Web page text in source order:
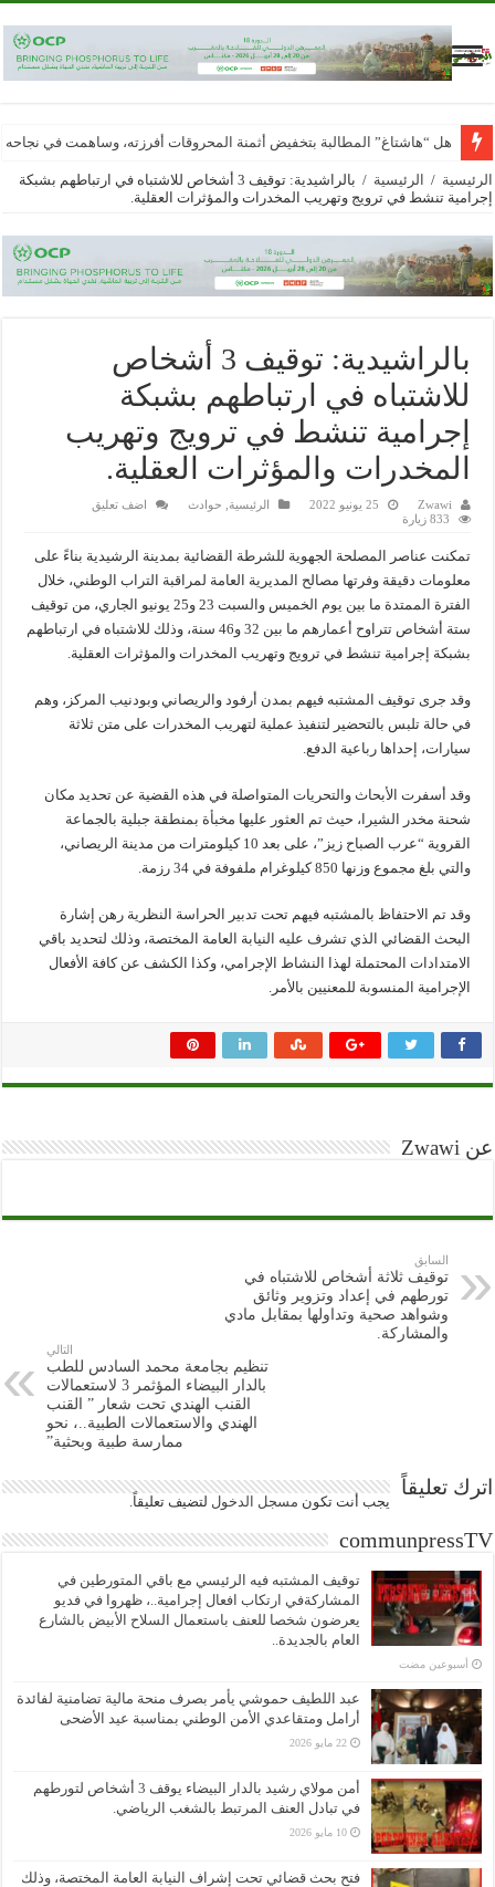
هل “هاشتاغ” المطالبة بتخفيض أثمنة المحروقات أفرزته، وساهمت في
الرئيسية / الرئيسية /
بالراشيدية: توقيف 3 أشخاص للاشتباه في ارتباطهم بشبكة
إجرامية تنشط في ترويج وتهريب المخدرات والمؤثرات العقلية.
بالراشيدية: توقيف 3 أشخاص
للاشتباه في ارتباطهم بشبكة
إجرامية تنشط في ترويج وتهريب
المخدرات والمؤثرات العقلية.
Zwawi 25 يونيو 2022 الرئيسية حوادث
اضف تعليق
833 زيارة
تمكنت عناصر المصلحة الجهوية للشرطة القضائية بمدينة الرشيدية بناءً على
معلومات دقيقة وفرتها مصالح المديرية العامة لمراقبة التراب الوطني، خلال
الفترة الممتدة ما بين يوم الخميس والسبت 23 و25 يونيو الجاري، من توقيف
ستة أشخاص تتراوح أعمارهم ما بين 32 و46 سنة، وذلك للاشتباه في ارتباطهم
بشبكة إجرامية تنشط في ترويج وتهريب المخدرات والمؤثرات العقلية.
وقد جرى توقيف المشتبه فيهم بمدن أرفود والريصاني وبودنيب المركز، وهم
في حالة تلبس بالتحضير لتنفيذ عملية لتهريب المخدرات على متن ثلاثة
سيارات، إحداها رباعية الدفع.
وقد أسفرت الأبحاث والتحريات المتواصلة في هذه القضية عن تحديد مكان
شحنة مخدر الشيرا، حيث تم العثور عليها مخبأة بمنطقة جبلية بالجماعة
القروية “عرب الصباح زيز”، على بعد 10 كيلومترات من مدينة الريصاني،
والتي بلغ مجموع وزنها 850 كيلوغرام ملفوفة في 34 رزمة.
وقد تم الاحتفاظ بالمشتبه فيهم تحت تدبير الحراسة النظرية رهن إشارة
البحث القضائي الذي تشرف عليه النيابة العامة المختصة، وذلك لتحديد باقي
الامتدادات المحتملة لهذا النشاط الإجرامي، وكذا الكشف عن كافة الأفعال
الإجرامية المنسوبة للمعنيين بالأمر.
عن Zwawi
السابق
توقيف ثلاثة أشخاص للاشتباه في
تورطهم في إعداد وتزوير وثائق
وشواهد صحية وتداولها بمقابل مادي
والمشاركة.
التالي
تنظيم بجامعة محمد السادس للطب
بالدار البيضاء المؤثمر 3 لاستعمالات
القنب الهندي تحت شعار ” القنب
الهندي والاستعمالات الطبية..، نحو
ممارسة طبية وبحثية”
اترك تعليقاً
يجب أنت تكون مسجل الدخول لتضيف تعليقاً.
communpressTV
توقيف المشتبه فيه الرئيسي مع باقي المتورطين في
المشاركةفي ارتكاب افعال إجرامية..، ظهروا في فديو
يعرضون شخصا للعنف باستعمال السلاح الأبيض بالشارع
العام بالجديدة..
‏أسبوعين مضت
عبد اللطيف حموشي يأمر بصرف منحة مالية تضامنية لفائدة
أرامل ومتقاعدي الأمن الوطني بمناسبة عيد الأضحى
22 مايو 2026
أمن مولاي رشيد بالدار البيضاء يوقف 3 أشخاص لتورطهم
في تبادل العنف المرتبط بالشغب الرياضي.
10 مايو 2026
فتح بحث قضائي تحت إشراف النيابة العامة المختصة، وذلك